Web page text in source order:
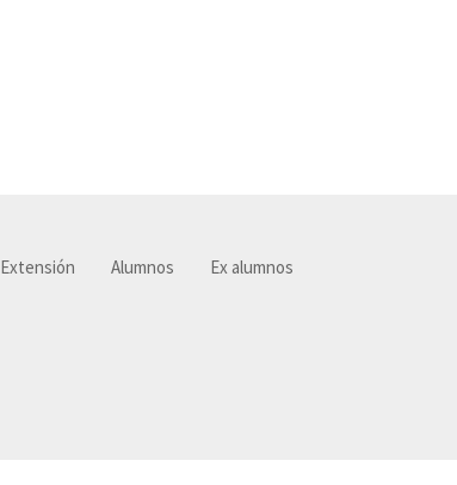
Extensión Alumnos Ex alumnos